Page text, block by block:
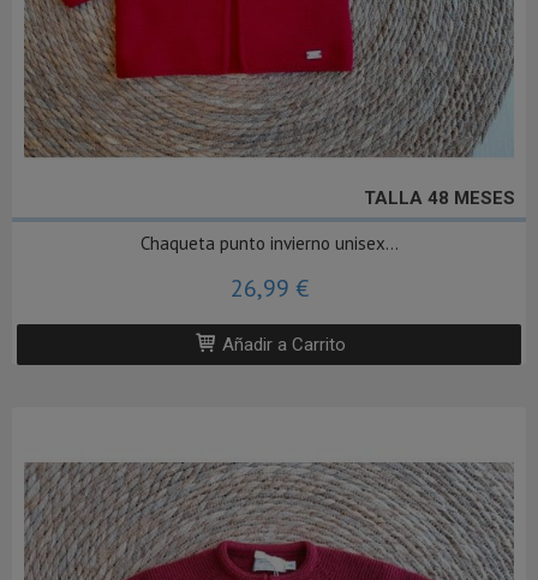
TALLA 48 MESES
Chaqueta punto invierno unisex...
26,99 €
Añadir a Carrito